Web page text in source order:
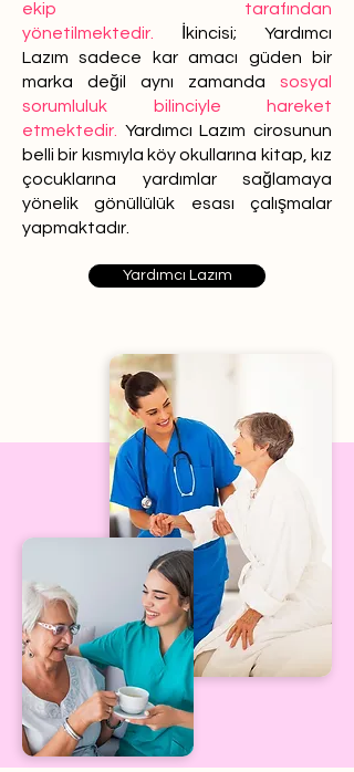
ekip tarafından
yönetilmektedir.
İkincisi; Yardımcı
Lazım sadece kar amacı güden bir
marka değil aynı zamanda sosyal
sorumluluk bilinciyle hareket
etmektedir.
Yardımcı Lazım cirosunun
belli bir kısmıyla köy okullarına kitap, kız
çocuklarına yardımlar sağlamaya
yönelik gönüllülük esası çalışmalar
yapmaktadır.
Yardımcı Lazım